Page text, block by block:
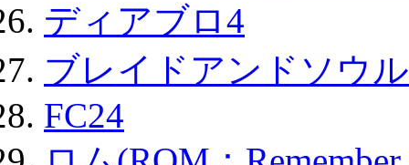
ディアブロ4
ブレイドアンドソウ
FC24